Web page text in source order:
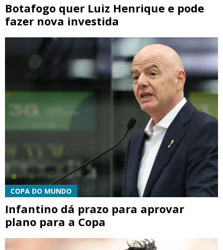
Botafogo quer Luiz Henrique e pode
fazer nova investida
COPA DO MUNDO
Infantino dá prazo para aprovar
plano para a Copa